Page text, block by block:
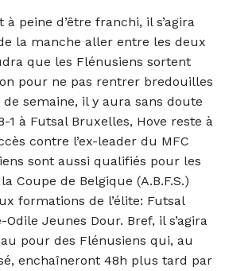
peine d’être franchi, il s’agira
la manche aller entre les deux
que les Flénusiens sortent
pour ne pas rentrer bredouilles
semaine, il y aura sans doute
1 à Futsal Bruxelles, Hove reste à
contre l’ex-leader du MFC
sont aussi qualifiés pour les
Coupe de Belgique (A.B.F.S.)
formations de l’élite: Futsal
Jeunes Dour. Bref, il s’agira
pour des Flénusiens qui, au
enchaîneront 48h plus tard par